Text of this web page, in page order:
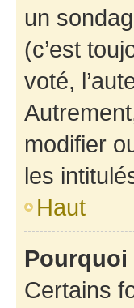
un
(c’est
voté,
modifier
les
Haut
Pourquoi
Certains